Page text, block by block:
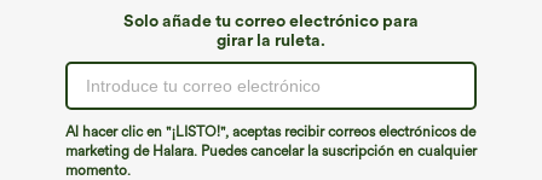
Solo añade tu correo electrónico para
girar la ruleta.
Al hacer clic en "¡LISTO!", aceptas recibir correos electrónicos de
marketing de Halara. Puedes cancelar la suscripción en cualquier
momento.